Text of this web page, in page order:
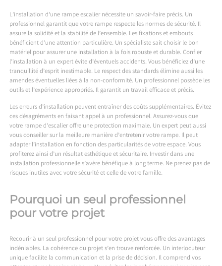
L’installation d’une rampe escalier nécessite un savoir-faire précis. Un
professionnel garantit que votre rampe respecte les normes de sécurité. Il
assure la solidité et la stabilité de l’ensemble. Les fixations et embouts
bénéficient d’une attention particulière. Un spécialiste sait choisir le bon
matériel pour assurer une installation à la fois robuste et durable. Confier
l’installation à un expert évite d’éventuels accidents. Vous bénéficiez d’une
tranquillité d’esprit inestimable. Le respect des standards élimine aussi les
amendes éventuelles liées à la non-conformité. Un professionnel possède les
outils et l’expérience appropriés. Il garantit un travail efficace et précis.
Les erreurs d’installation peuvent entraîner des coûts supplémentaires. Évitez
ces désagréments en faisant appel à un professionnel. Assurez-vous que
votre rampe d’escalier offre une protection maximale. Un expert peut aussi
vous conseiller sur la meilleure manière d’entretenir votre rampe. Il peut
adapter l’installation en fonction des particularités de votre espace. Vous
profiterez ainsi d’un résultat esthétique et sécuritaire. Investir dans une
installation professionnelle s’avère bénéfique à long terme. Ne prenez pas de
risques inutiles avec votre sécurité et celle de votre famille.
Pourquoi un seul professionnel
pour votre projet
Recourir à un seul professionnel pour votre projet vous offre des avantages
indéniables. La cohérence du projet s’en trouve renforcée. Un interlocuteur
unique facilite la communication et la prise de décision. Il comprend vos